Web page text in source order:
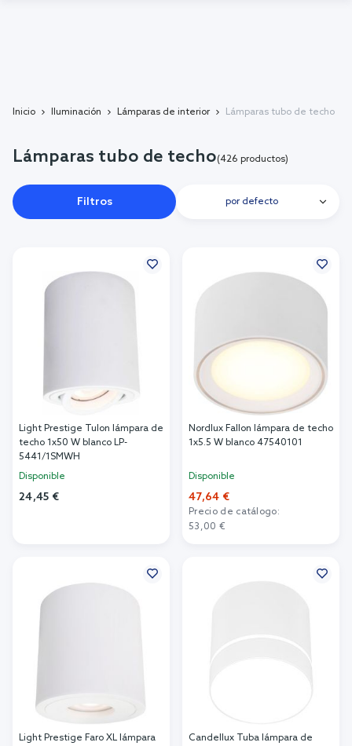
Inicio Iluminación Lámparas de interior Lámparas tubo de techo
Lámparas tubo de techo(426 productos)
Filtros por defecto
Light Prestige Tulon lámpara de
techo 1x50 W blanco LP-
5441/1SMWH
Disponible
24,45 €
Nordlux Fallon lámpara de techo
1x5.5 W blanco 47540101
Disponible
47,64 €
Precio de catálogo:
53,00 €
Light Prestige Faro XL lámpara
Candellux Tuba lámpara de